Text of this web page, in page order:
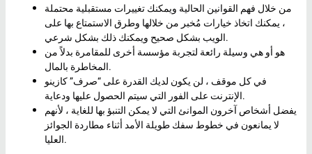
من خلال فهم القوانين الحالية ويمكنك تغييرات مستقبلية محتملة
، يمكنك اتخاذ خيارات مُخبر من خلالها وطرق الاستمتاع بها على
الويب بشكل صحيح ويمكنك ذلك بشكل شرعي.
هو أو هي وسيلة رائعة لتجربة مؤسسة أخرى للمقامرة بدلاً من
المخاطرة بالمال.
في كل موقف ، لن يكون لديك القدرة على “صرف” كازينو
الإنترنت على الفور التي سيتم الحصول عليها ودعاية.
يفضل أشخاص آخرون الموانئ التي لا يمكن التنبؤ بها للغاية ، لأنهم
لا يمانعون في خطوط سفك طويلة الأمد أثناء مطاردة الجوائز
العليا.